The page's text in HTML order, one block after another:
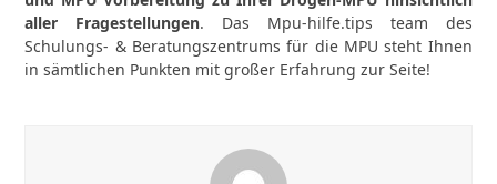
aller Fragestellungen. Das Mpu-hilfe.tips team des
Schulungs- & Beratungszentrums für die MPU steht Ihnen
in sämtlichen Punkten mit großer Erfahrung zur Seite!